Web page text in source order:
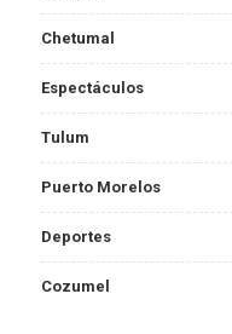
Chetumal
Espectáculos
Tulum
Puerto Morelos
Deportes
Cozumel